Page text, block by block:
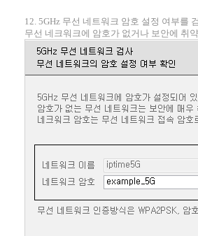
12. 5GHz 무선 네트워크 암호 설정 여부를
무선 네크워크에 암호가 없거나 보안에 취